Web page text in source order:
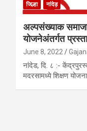
जिल्हा नांदेड़
अल्पसंख्याक
योजनेअंतर्गत
June 8, 2022
नांदेड, दि. ८ :-
मदरसामध्ये शिक्षण